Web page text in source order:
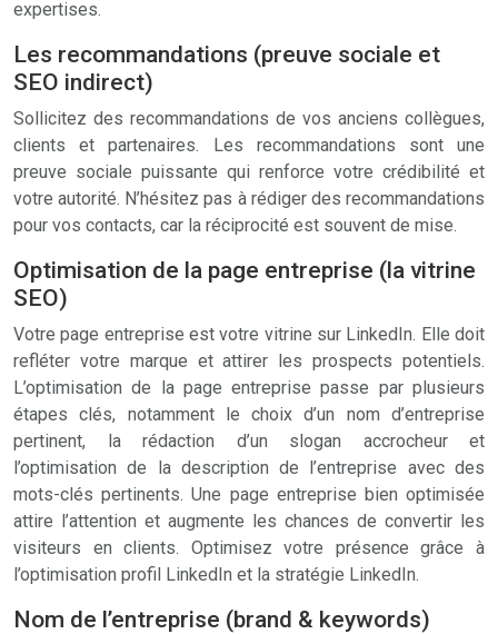
expertises.
Les recommandations (preuve sociale et
SEO indirect)
Sollicitez des recommandations de vos anciens collègues,
clients et partenaires. Les recommandations sont une
preuve sociale puissante qui renforce votre crédibilité et
votre autorité. N’hésitez pas à rédiger des recommandations
pour vos contacts, car la réciprocité est souvent de mise.
Optimisation de la page entreprise (la vitrine
SEO)
Votre page entreprise est votre vitrine sur LinkedIn. Elle doit
refléter votre marque et attirer les prospects potentiels.
L’optimisation de la page entreprise passe par plusieurs
étapes clés, notamment le choix d’un nom d’entreprise
pertinent, la rédaction d’un slogan accrocheur et
l’optimisation de la description de l’entreprise avec des
mots-clés pertinents. Une page entreprise bien optimisée
attire l’attention et augmente les chances de convertir les
visiteurs en clients. Optimisez votre présence grâce à
l’optimisation profil LinkedIn et la stratégie LinkedIn.
Nom de l’entreprise (brand & keywords)